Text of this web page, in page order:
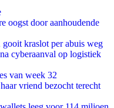
oogst door aanhoudende
kraslot per abuis weg
cyberaanval op logistiek
van week 32
vriend bezocht terecht